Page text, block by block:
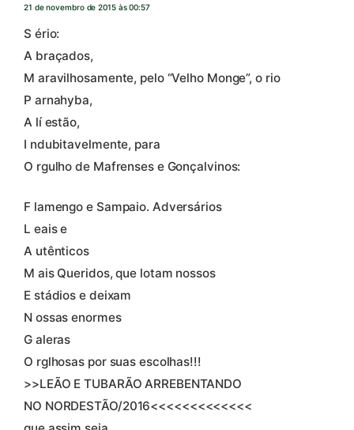
21 de novembro de 2015 às 00:57
S ério:
A braçados,
M aravilhosamente, pelo “Velho Monge”, o rio
P arnahyba,
A lí estão,
I ndubitavelmente, para
O rgulho de Mafrenses e Gonçalvinos:
F lamengo e Sampaio. Adversários
L eais e
A utênticos
M ais Queridos, que lotam nossos
E stádios e deixam
N ossas enormes
G aleras
O rglhosas por suas escolhas!!!
>>LEÃO E TUBARÃO ARREBENTANDO
NO NORDESTÃO/2016<<<<<<<<<<<<<